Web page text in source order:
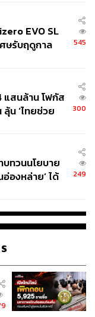
EVO SL
ษรับฤดูกาล
545
แสนล้าน โฟกัส
น ‘ไทยช่วย
300
ทวนนโยบาย
องหล่าย’ ได้
249